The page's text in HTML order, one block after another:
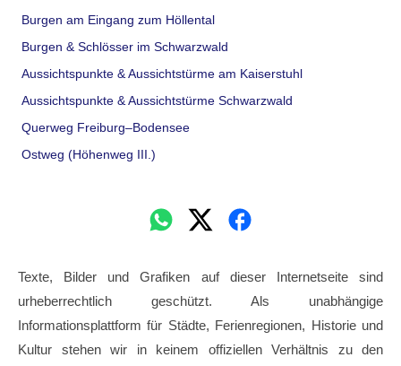
Burgen am Eingang zum Höllental
Burgen & Schlösser im Schwarzwald
Aussichtspunkte & Aussichtstürme am Kaiserstuhl
Aussichtspunkte & Aussichtstürme Schwarzwald
Querweg Freiburg–Bodensee
Ostweg (Höhenweg III.)
Texte, Bilder und Grafiken auf dieser Internetseite sind
urheberrechtlich geschützt. Als unabhängige
Informationsplattform für Städte, Ferienregionen, Historie und
Kultur stehen wir in keinem offiziellen Verhältnis zu den